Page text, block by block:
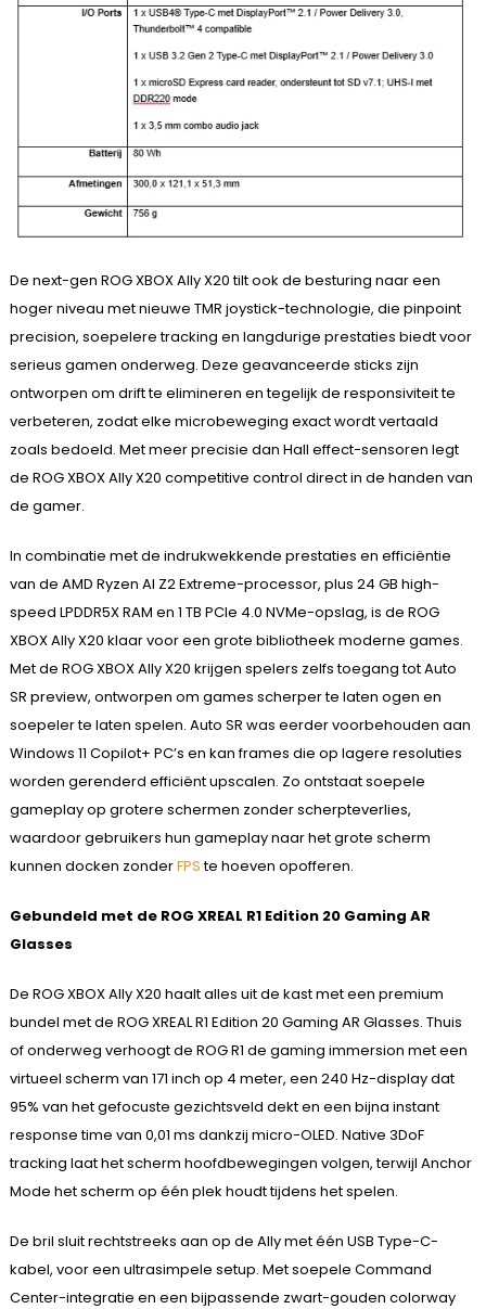
De next-gen ROG XBOX Ally X20 tilt ook de besturing naar een
hoger niveau met nieuwe TMR joystick-technologie, die pinpoint
precision, soepelere tracking en langdurige prestaties biedt voor
serieus gamen onderweg. Deze geavanceerde sticks zijn
ontworpen om drift te elimineren en tegelijk de responsiviteit te
verbeteren, zodat elke microbeweging exact wordt vertaald
zoals bedoeld. Met meer precisie dan Hall effect-sensoren legt
de ROG XBOX Ally X20 competitive control direct in de handen van
de gamer.
In combinatie met de indrukwekkende prestaties en efficiëntie
van de AMD Ryzen AI Z2 Extreme-processor, plus 24 GB high-
speed LPDDR5X RAM en 1 TB PCIe 4.0 NVMe-opslag, is de ROG
XBOX Ally X20 klaar voor een grote bibliotheek moderne games.
Met de ROG XBOX Ally X20 krijgen spelers zelfs toegang tot Auto
SR preview, ontworpen om games scherper te laten ogen en
soepeler te laten spelen. Auto SR was eerder voorbehouden aan
Windows 11 Copilot+ PC’s en kan frames die op lagere resoluties
worden gerenderd efficiënt upscalen. Zo ontstaat soepele
gameplay op grotere schermen zonder scherpteverlies,
waardoor gebruikers hun gameplay naar het grote scherm
kunnen docken zonderFPSte hoeven opofferen.
Gebundeld met de ROG XREAL R1 Edition 20 Gaming AR
Glasses
De ROG XBOX Ally X20 haalt alles uit de kast met een premium
bundel met de ROG XREAL R1 Edition 20 Gaming AR Glasses. Thuis
of onderweg verhoogt de ROG R1 de gaming immersion met een
virtueel scherm van 171 inch op 4 meter, een 240 Hz-display dat
95% van het gefocuste gezichtsveld dekt en een bijna instant
response time van 0,01 ms dankzij micro-OLED. Native 3DoF
tracking laat het scherm hoofdbewegingen volgen, terwijl Anchor
Mode het scherm op één plek houdt tijdens het spelen.
De bril sluit rechtstreeks aan op de Ally met één USB Type-C-
kabel, voor een ultrasimpele setup. Met soepele Command
Center-integratie en een bijpassende zwart-gouden colorway